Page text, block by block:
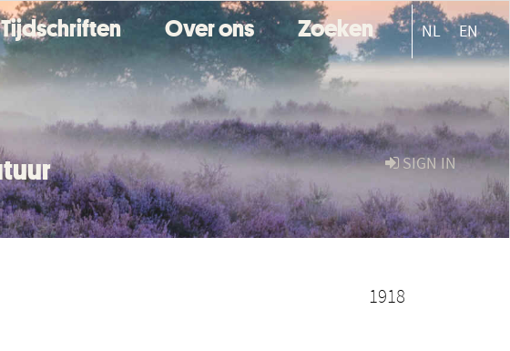
Tijdschriften Over ons Zoeken NL EN
SIGN IN
1918